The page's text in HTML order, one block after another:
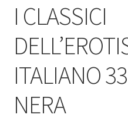
I CLASSICI
ITALIANO
NERA